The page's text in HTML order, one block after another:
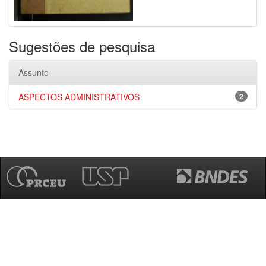
Sugestões de pesquisa
Assunto
2
ASPECTOS ADMINISTRATIVOS